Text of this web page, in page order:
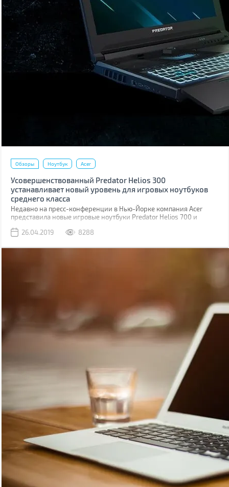
Обзоры Ноутбук Acer
Усовершенствованный Predator Helios 300
устанавливает новый уровень для игровых ноутбуков
среднего класса
Недавно на пресс-конференции в Нью-Йорке компания Acer
представила новые игровые ноутбуки Predator Helios 700 и
решений для геймеров, конструкторов, специалистов, учащихся,
26.04.2019 8288